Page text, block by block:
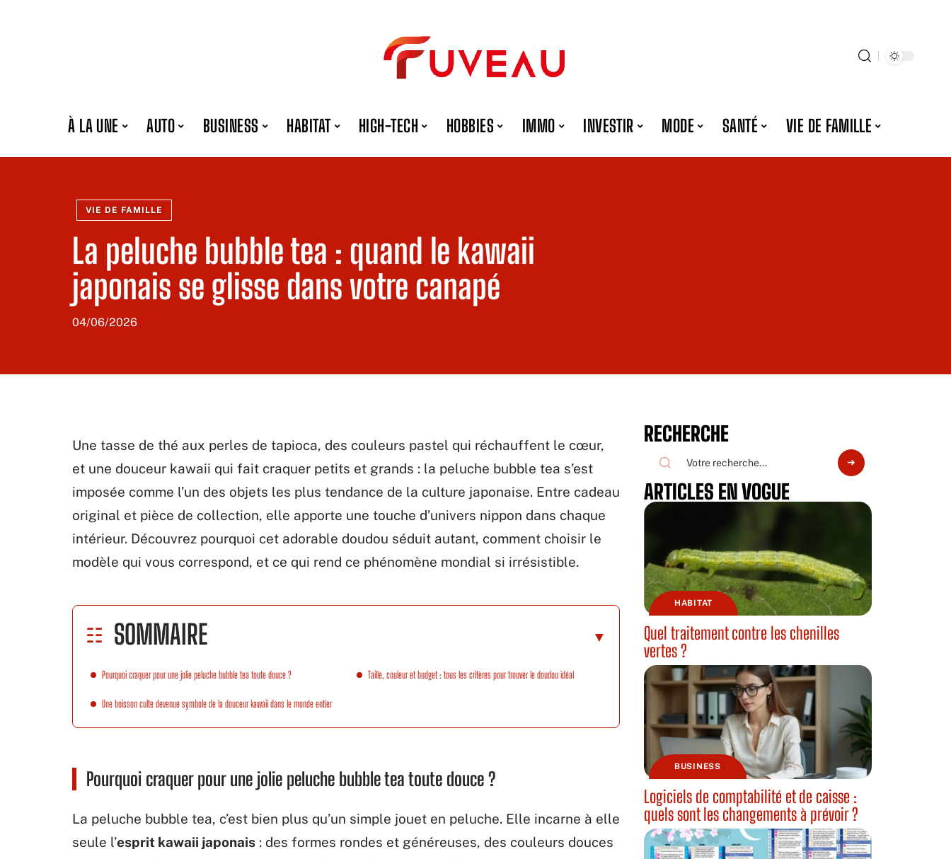
À LA UNE AUTO BUSINESS HABITAT HIGH-TECH HOBBIES IMMO INVESTIR MODE SANTÉ VIE DE FAMILLE
VIE DE FAMILLE
La peluche bubble tea : quand le kawaii
japonais se glisse dans votre canapé
04/06/2026
Une tasse de thé aux perles de tapioca, des couleurs pastel qui réchauffent le cœur,
et une douceur kawaii qui fait craquer petits et grands : la peluche bubble tea s’est
imposée comme l’un des objets les plus tendance de la culture japonaise. Entre cadeau
original et pièce de collection, elle apporte une touche d’univers nippon dans chaque
intérieur. Découvrez pourquoi cet adorable doudou séduit autant, comment choisir le
modèle qui vous correspond, et ce qui rend ce phénomène mondial si irrésistible.
SOMMAIRE
Pourquoi craquer pour une jolie peluche bubble tea toute douce ?
Une boisson culte devenue symbole de la douceur kawaii dans le monde entier
Taille, couleur et budget : tous les critères pour trouver le doudou idéal
Pourquoi craquer pour une jolie peluche bubble tea toute douce ?
La peluche bubble tea, c’est bien plus qu’un simple jouet en peluche. Elle incarne à elle
seule l’esprit kawaii japonais : des formes rondes et généreuses, des couleurs douces
RECHERCHE
ARTICLES EN VOGUE
HABITAT
Quel traitement contre les chenilles
vertes ?
BUSINESS
Logiciels de comptabilité et de caisse :
quels sont les changements à prévoir ?